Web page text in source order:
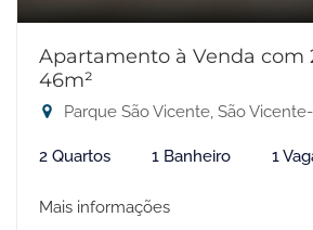
Apartamento à Venda com
46m²
Parque São Vicente, São
2 Quartos 1 Banheiro 1
Mais informações